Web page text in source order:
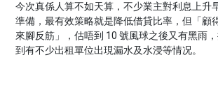
今次真係人算不如天算，不少業主對利息上升
準備，最有效策略就是降低借貸比率，但「顧
來腳反筋」，估唔到 10 號風球之後又有黑雨
到有不少出租單位出現漏水及水浸等情况。